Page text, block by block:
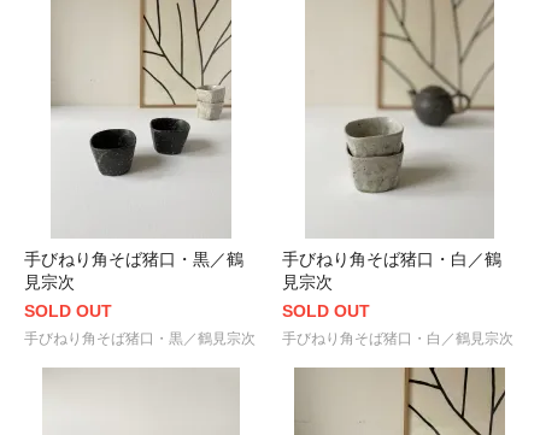
手びねり角そば猪口・黒／鶴
見宗次
SOLD OUT
手びねり角そば猪口・黒／鶴見宗次
手びねり角そば猪口・白／鶴
見宗次
SOLD OUT
手びねり角そば猪口・白／鶴見宗次